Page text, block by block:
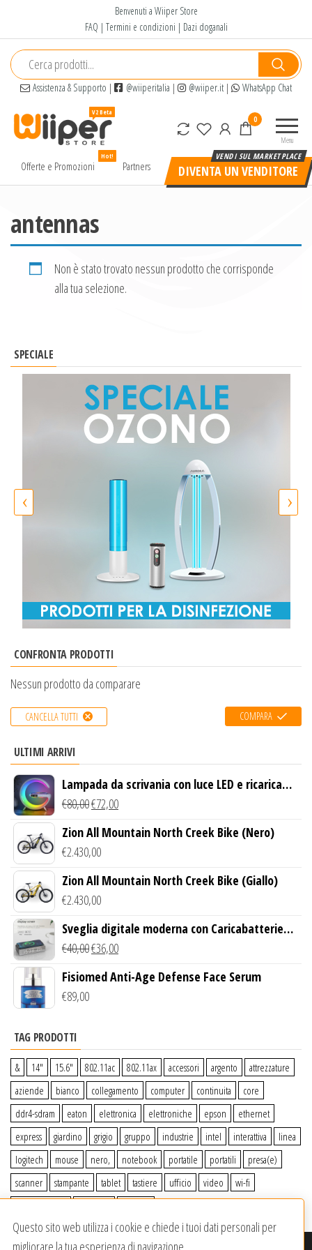
contenuto
Benvenuti a Wiiper Store
FAQ | Termini e condizioni | Dazi doganali
Assistenza & Supporto | @wiiperitalia | @wiiper.it| WhatsApp Chat
alta
Menu
0
Offerte e Promozioni
Hot!
Partners DIVENTA UN VENDITORE
antennas
Non è stato trovato nessun prodotto che corrisponde
alla tua selezione.
SPECIALE
‹ ›
CONFRONTA PRODOTTI
Nessun prodotto da comparare
CANCELLA TUTTI COMPARA
ULTIMI ARRIVI
Lampada da scrivania con luce LED e ricarica
wireless
€80,00€72,00
Zion All Mountain North Creek Bike (Nero)
€2.430,00
Zion All Mountain North Creek Bike (Giallo)
€2.430,00
Sveglia digitale moderna con Caricabatterie
Wireless Qi
€40,00€36,00
Fisiomed Anti-Age Defense Face Serum
€89,00
TAG PRODOTTI
& 14″ 15.6″ 802.11ac 802.11ax accessori argento
attrezzature
aziende
bianco collegamento computer continuita
core
ddr4-sdram
eaton elettronica elettroniche epson
ethernet
express
giardino grigio gruppo industrie intel interattiva
linea
logitech
mouse nero, notebook portatile portatili
presa(e)
scanner
stampante tablet tastiere ufficio video
wi-fi
Questo sito web utilizza i cookie e chiede i tuoi dati personali per
migliorare la tua esperienza di navigazione.